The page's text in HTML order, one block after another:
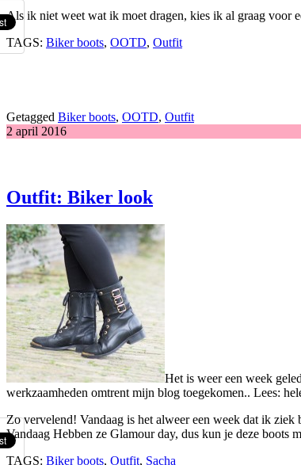
Als ik niet weet wat ik moet dragen, kies ik al graag voor
TAGS: Biker boots, OOTD, Outfit
Getagged Biker boots, OOTD, Outfit
2 april 2016
Outfit: Biker look
Het is weer een week
werkzaamheden omtrent mijn blog toegekomen.. Lees:
Zo vervelend! Vandaag is het alweer een week dat ik
Vandaag Hebben ze Glamour day, dus kun je deze boots
TAGS: Biker boots, Outfit, Sacha